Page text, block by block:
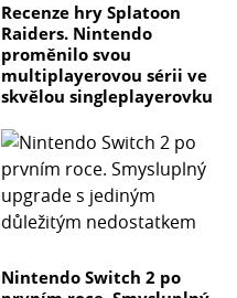
Recenze hry Splatoon
Raiders. Nintendo
proměnilo svou
multiplayerovou sérii ve
skvělou singleplayerovku
Nintendo Switch 2 po